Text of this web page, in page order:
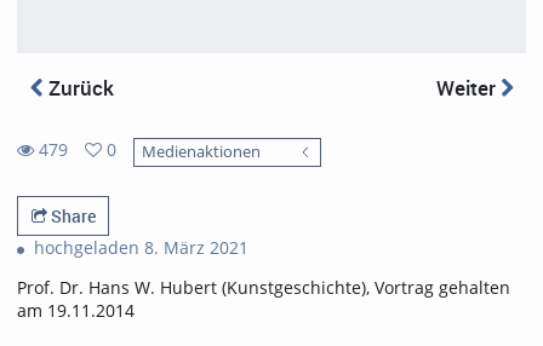
Zurück Weiter
479
views
0
favorites
Medienaktionen
Share
hochgeladen 8. März 2021
Prof. Dr. Hans W. Hubert (Kunstgeschichte), Vortrag gehalten
am 19.11.2014